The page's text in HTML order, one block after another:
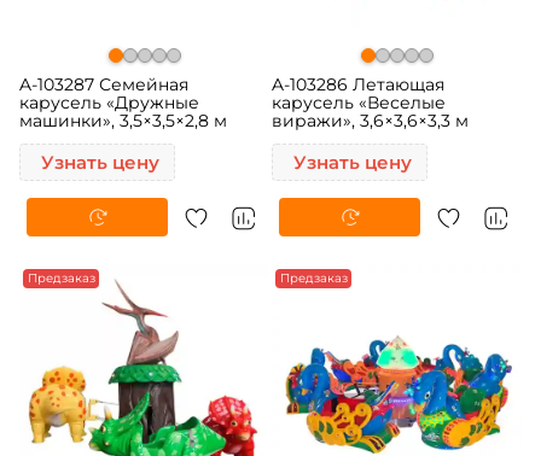
A-103287 Семейная
карусель «Дружные
машинки», 3,5×3,5×2,8 м
Узнать цену
A-103286 Летающая
карусель «Веселые
виражи», 3,6×3,6×3,3 м
Узнать цену
Предзаказ Предзаказ